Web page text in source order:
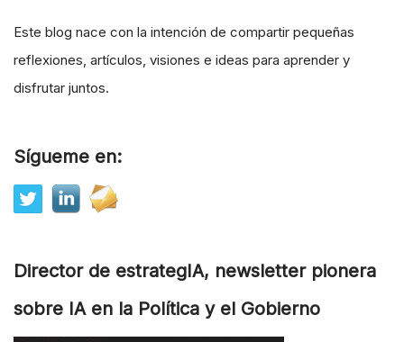
Este blog nace con la intención de compartir pequeñas
reflexiones, artículos, visiones e ideas para aprender y
disfrutar juntos.
Sígueme en:
Director de estrategIA, newsletter pionera
sobre IA en la Política y el Gobierno